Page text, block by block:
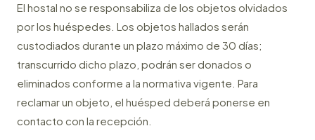
El hostal no se responsabiliza de los objetos olvidados
por los huéspedes. Los objetos hallados serán
custodiados durante un plazo máximo de 30 días;
transcurrido dicho plazo, podrán ser donados o
eliminados conforme a la normativa vigente. Para
reclamar un objeto, el huésped deberá ponerse en
contacto con la recepción.